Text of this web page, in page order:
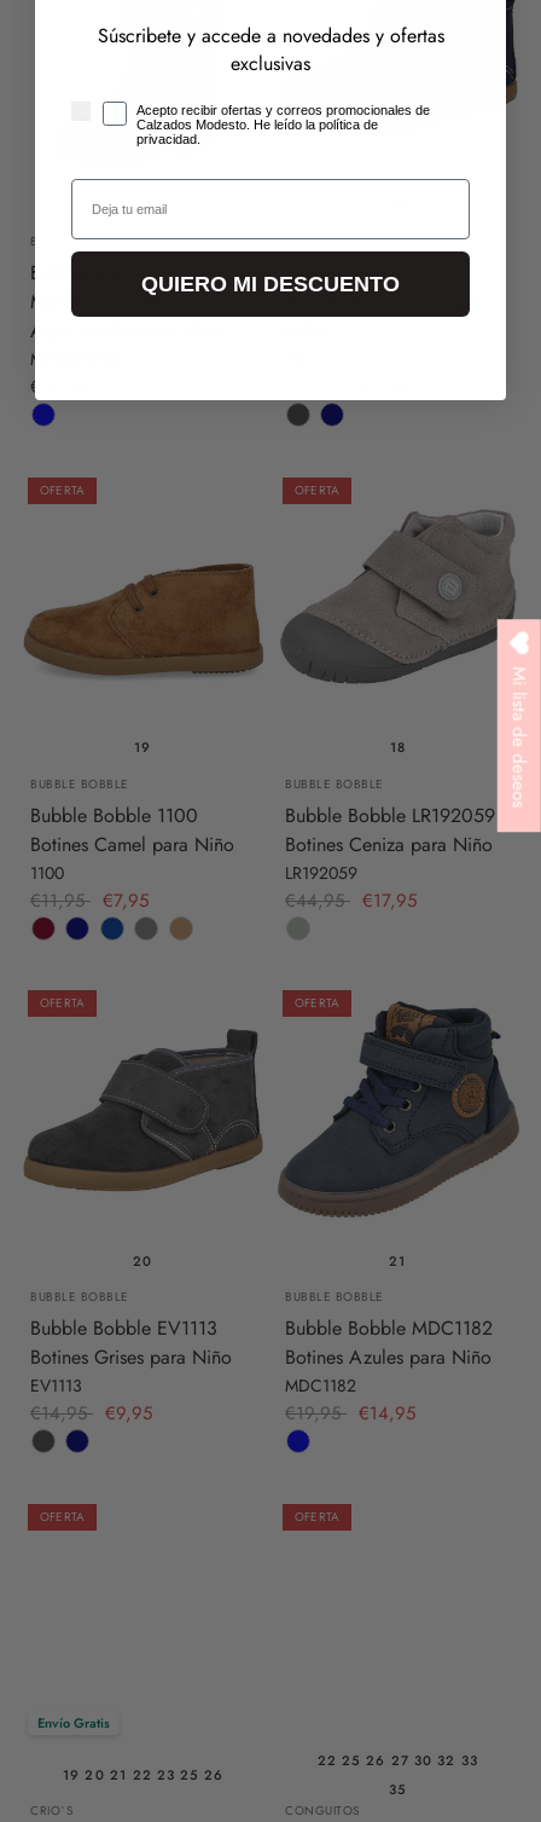
32
BUBBLE BOBBLE
Bubble Bobble
MDSM13776 Botas de
Agua Azules para Niño
MDSM13776
€14,95
BUBBLE BOBBLE
Bubble Bobble 1113
OFERTA
19
BUBBLE BOBBLE
Bubble Bobble 1100
Botines Camel para Niño
1100
€11,95 €7,95
OFERTA
18
BUBBLE BOBBLE
Bubble Bobble LR192059
Botines Ceniza para Niño
LR192059
€44,95 €17,95
OFERTA
20
BUBBLE BOBBLE
Bubble Bobble EV1113
Botines Grises para Niño
EV1113
€14,95 €9,95
OFERTA
21
BUBBLE BOBBLE
Bubble Bobble MDC1182
Botines Azules para Niño
MDC1182
€19,95 €14,95
OFERTA
Envío Gratis
19 20 21 22 23 25 26
CRIO`S
OFERTA
22 25 26 27 30 32 33
35
CONGUITOS
Mi lista de deseos
Súscribete y accede a novedades y ofertas
exclusivas
consentimientoAcepto recibir ofertas y correos promocionales de
Calzados Modesto. He leído la política de
privacidad.
Email
QUIERO MI DESCUENTO